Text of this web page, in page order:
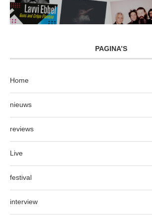
PAGINA’S
Home
nieuws
reviews
Live
festival
interview